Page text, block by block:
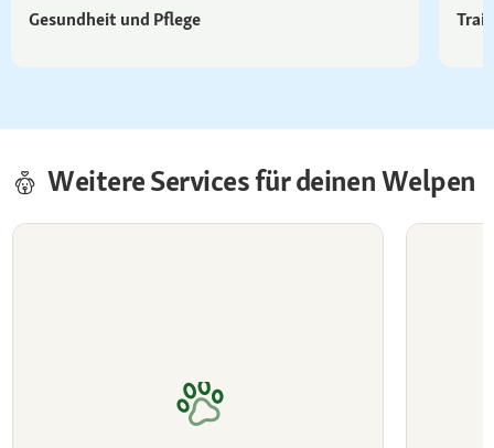
Gesundheit und Pflege
Weitere Services für deinen Welpen
Frag doch Dr. Fressnapf